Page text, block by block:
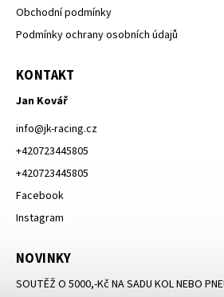
Obchodní podmínky
Podmínky ochrany osobních údajů
KONTAKT
Jan Kovář
info@jk-racing.cz
+420723445805
+420723445805
Facebook
Instagram
NOVINKY
SOUTĚŽ O 5000,-Kč NA SADU KOL NEBO